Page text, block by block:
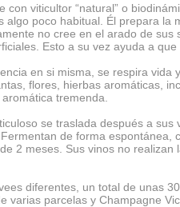
con viticultor “natural” o
algo poco habitual. Él prepara
no cree en el arado de
Esto a su vez ayuda a
en si misma, se respira
flores, hierbas aromáticas,
tremenda.
se traslada después a
de forma
2 meses. Sus vinos no
diferentes, un total de unas
varias parcelas y Champagne